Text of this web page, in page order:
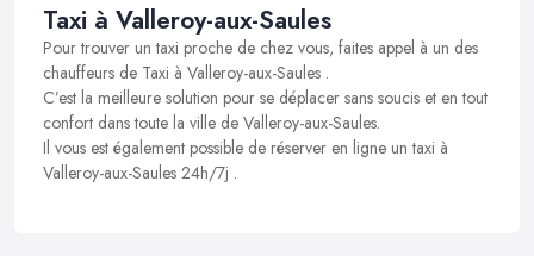
Taxi à Valleroy-aux-Saules
Pour trouver un taxi proche de chez vous, faites appel à un des
chauffeurs de Taxi à Valleroy-aux-Saules .
C’est la meilleure solution pour se déplacer sans soucis et en tout
confort dans toute la ville de Valleroy-aux-Saules.
Il vous est également possible de réserver en ligne un taxi à
Valleroy-aux-Saules 24h/7j .